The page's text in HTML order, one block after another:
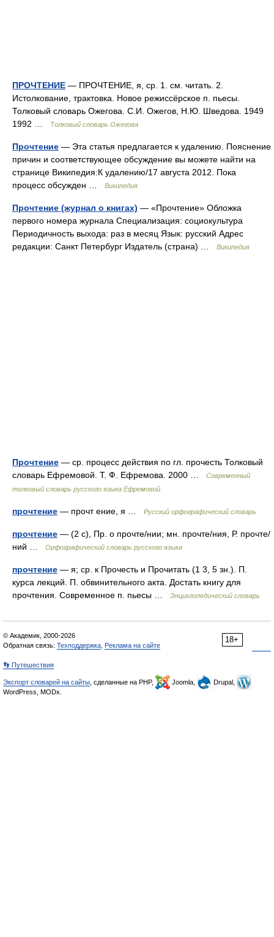
ПРОЧТЕНИЕ — ПРОЧТЕНИЕ, я, ср. 1. см. читать. 2.
Истолкование, трактовка. Новое режиссёрское п. пьесы.
Толковый словарь Ожегова. С.И. Ожегов, Н.Ю. Шведова. 1949
1992 …
Толковый словарь Ожегова
Прочтение — Эта статья предлагается к удалению. Пояснение
причин и соответствующее обсуждение вы можете найти на
странице Википедия:К удалению/17 августа 2012. Пока
процесс обсужден …
Википедия
Прочтение (журнал о книгах) — «Прочтение» Обложка
первого номера журнала Специализация: социокультура
Периодичность выхода: раз в месяц Язык: русский Адрес
редакции: Санкт Петербург Издатель (страна) …
Википедия
Прочтение — ср. процесс действия по гл. прочесть Толковый
словарь Ефремовой. Т. Ф. Ефремова. 2000 …
Современный
толковый словарь русского языка Ефремовой
прочтение — прочт ение, я … Русский орфографический словарь
прочтение — (2 с), Пр. о прочте/нии; мн. прочте/ния, Р. прочте/
ний …
Орфографический словарь русского языка
прочтение — я; ср. к Прочесть и Прочитать (1 3, 5 зн.). П.
курса лекций. П. обвинительного акта. Достать книгу для
прочтения. Современное п. пьесы …
Энциклопедический словарь
18+
© Академик, 2000-2026
Обратная связь: Техподдержка Реклама на сайте
👣 Путешествия
Экспорт словарей на сайты , сделанные на PHP, Joomla,
Drupal,
WordPress, MODx.